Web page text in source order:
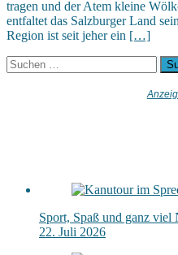
tragen und der Atem kleine
entfaltet das Salzburger Land
Region ist seit jeher ein […]
Suchen
nach:
Sport, Spaß und ganz
22. Juli 2026